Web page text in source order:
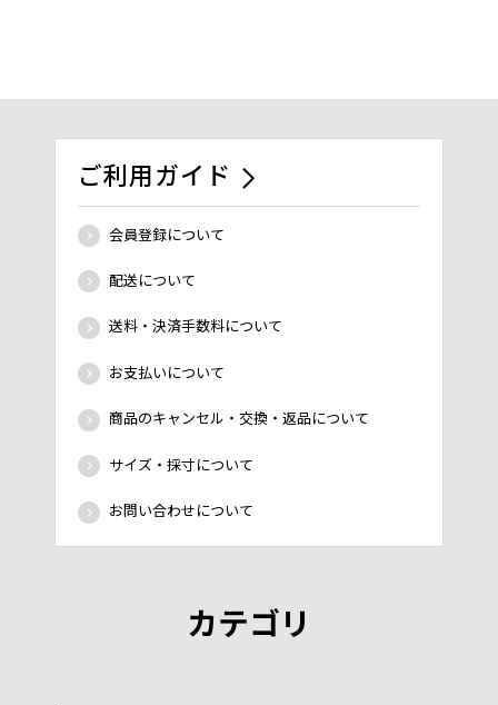
ご利用ガイド
会員登録について
配送について
送料・決済手数料について
お支払いについて
商品のキャンセル・交換・返品について
サイズ・採寸について
お問い合わせについて
カテゴリ